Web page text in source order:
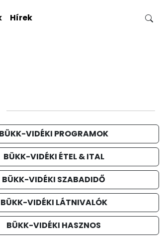
Hírek
BÜKK-VIDÉKI PROGRAMOK
BÜKK-VIDÉKI ÉTEL & ITAL
BÜKK-VIDÉKI SZABADIDŐ
BÜKK-VIDÉKI LÁTNIVALÓK
BÜKK-VIDÉKI HASZNOS